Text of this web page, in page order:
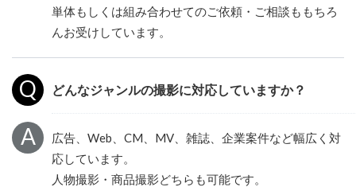
単体もしくは組み合わせてのご依頼・ご相談ももちろ
んお受けしています。
どんなジャンルの撮影に対応していますか？
広告、Web、CM、MV、雑誌、企業案件など幅広く対
応しています。
人物撮影・商品撮影どちらも可能です。